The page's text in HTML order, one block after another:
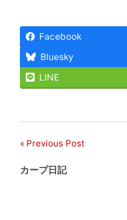
Facebook
Bluesky
LINE
投
稿
Previous Post
カープ日記